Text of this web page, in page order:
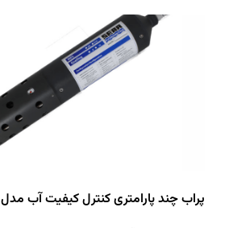
پراب چند پارامتری کنترل کیفیت آب مدل MPS-K16